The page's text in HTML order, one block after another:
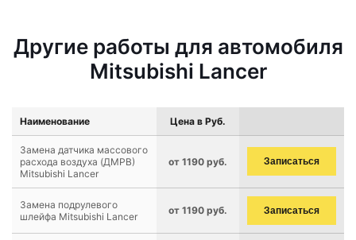
Другие работы для автомобиля
Mitsubishi Lancer
Наименование Цена в Руб.
Замена датчика массового
расхода воздуха (ДМРВ)
Mitsubishi Lancer
от 1190 руб. Записаться
Замена подрулевого
шлейфа Mitsubishi Lancer
от 1190 руб. Записаться